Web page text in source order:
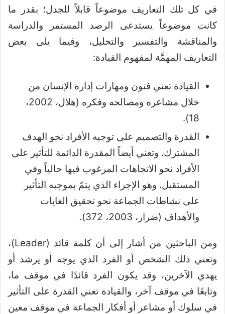
في كل تلك التعاريف موضوعاً قابلاً للجدل؛ بقدر ما
كانت موضوعاً يستدعى الرصد المستمر والدراسة
والمناقشة والتفسير والتحليل، وفيما يلي بعض
التعاريف المهمَّة لمفهوم القيادة:
القيادة تعني فنون ومهارات إدارة الإنسان من
خلال مشاعره ومصالحه وفكره (هلال، 2002،
18).
القدرة والتصميم على توجيه الأفراد نحو الهدف
المشترك. وتعني أيضاً المقدرة الدائمة للتأثير على
الأفراد نحو الاتجاهات المرغوب فيها حالياً وفي
المستقبل. وهو الإجراء الذي يتمّ بموجبه التأثير
على نشاطات الجماعة نحو تحقيق الغايات
والأهداف (ضرار، 2003، 372).
ومن الباحثين من أشار إلى أن كلمة قائد (Leader)،
وتعني ذلك الشخص أو الفرد الذي يوجه أو يرشد أو
يهدي الآخرين، وقد يكون الفرد قائدًا في موقف ما،
وتابعًا في موقف آخر، والقيادة تعني القدرة على التأثير
في سلوك أو مشاعر أو أفكار الجماعة في موقف معين